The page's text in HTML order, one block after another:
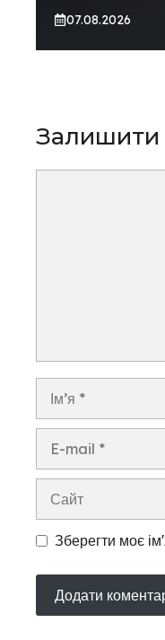
07.08.2026
Залишити
Зберегти моє